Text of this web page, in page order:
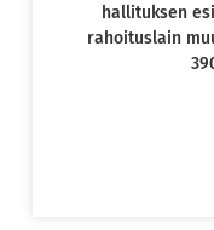
hallituksen
rahoituslain